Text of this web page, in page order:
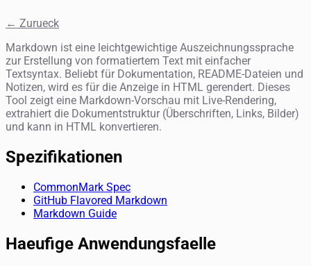
← Zurueck
Markdown ist eine leichtgewichtige Auszeichnungssprache
zur Erstellung von formatiertem Text mit einfacher
Textsyntax. Beliebt für Dokumentation, README-Dateien und
Notizen, wird es für die Anzeige in HTML gerendert. Dieses
Tool zeigt eine Markdown-Vorschau mit Live-Rendering,
extrahiert die Dokumentstruktur (Überschriften, Links, Bilder)
und kann in HTML konvertieren.
Spezifikationen
CommonMark Spec
GitHub Flavored Markdown
Markdown Guide
Haeufige Anwendungsfaelle